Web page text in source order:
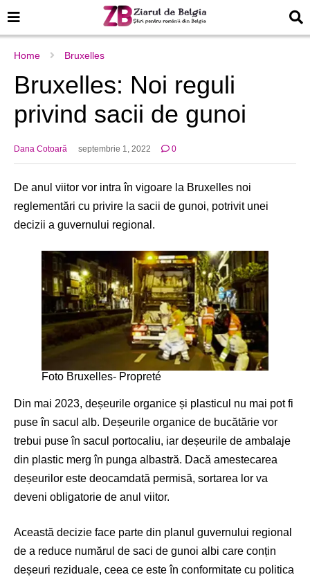
Home Bruxelles
Bruxelles: Noi reguli
privind sacii de gunoi
Dana Cotoară septembrie 1, 2022 0
De anul viitor vor intra în vigoare la Bruxelles noi
reglementări cu privire la sacii de gunoi, potrivit unei
decizii a guvernului regional.
Foto Bruxelles- Propreté
Din mai 2023, deșeurile organice și plasticul nu mai pot fi
puse în sacul alb. Deșeurile organice de bucătărie vor
trebui puse în sacul portocaliu, iar deșeurile de ambalaje
din plastic merg în punga albastră. Dacă amestecarea
deșeurilor este deocamdată permisă, sortarea lor va
deveni obligatorie de anul viitor.
Această decizie face parte din planul guvernului regional
de a reduce numărul de saci de gunoi albi care conțin
deșeuri reziduale, ceea ce este în conformitate cu politica